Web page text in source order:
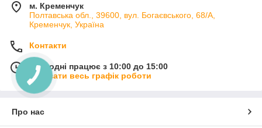
м. Кременчук
Полтавська обл., 39600, вул. Богаєвського, 68/А,
Кременчук, Україна
Контакти
Сьогодні працює з 10:00 до 15:00
Показати весь графік роботи
Про нас